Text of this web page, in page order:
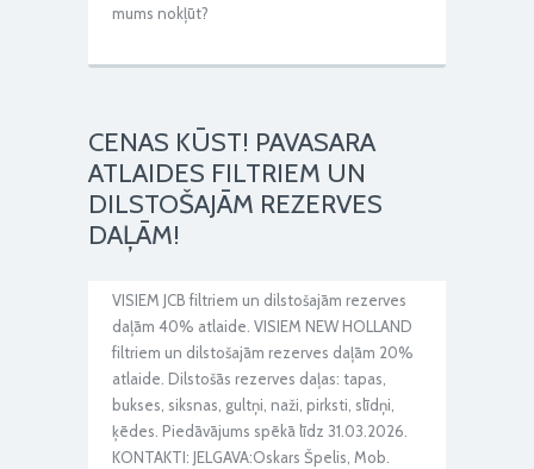
mums nokļūt?
CENAS KŪST! PAVASARA
ATLAIDES FILTRIEM UN
DILSTOŠAJĀM REZERVES
DAĻĀM!
VISIEM JCB filtriem un dilstošajām rezerves
daļām 40% atlaide. VISIEM NEW HOLLAND
filtriem un dilstošajām rezerves daļām 20%
atlaide. Dilstošās rezerves daļas: tapas,
bukses, siksnas, gultņi, naži, pirksti, slīdņi,
ķēdes. Piedāvājums spēkā līdz 31.03.2026.
KONTAKTI: JELGAVA:Oskars Špelis, Mob.